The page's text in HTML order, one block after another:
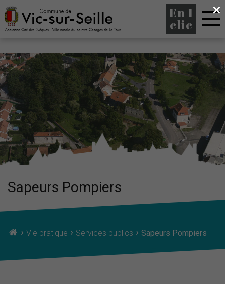
En 1
clic
Sapeurs Pompiers
› Vie pratique › Services publics › Sapeurs Pompiers
×